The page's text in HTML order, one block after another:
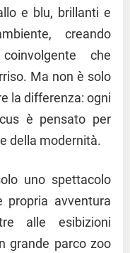
e blu, brillanti e
creando
che
Ma non è solo
la differenza: ogni
è pensato per
della modernità.
uno spettacolo
avventura
alle esibizioni
grande parco zoo